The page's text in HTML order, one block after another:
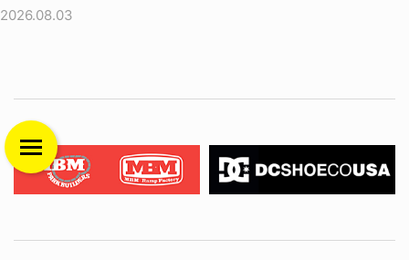
2026.08.03